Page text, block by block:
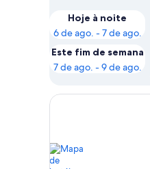
Hoje à noite
6 de ago. - 7 de ago.
Este fim de semana
7 de ago. - 9 de ago.